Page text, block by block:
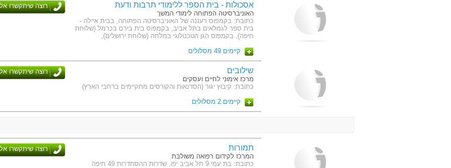
אסכולות - בית הספר ללימודי תרבות ודעת
האוניברסיטה הפתוחה לימודי המשך
כתובת: בקמפוס רעננה של האוניברסיטה הפתוחה, בבית איילה -
בית ספר לגמלאים בתל אביב, בקמפוס בית בירם בכרמל (שלוחת
חיפה), בקמפוס הגן הטכנולוגי במלחה (שלוחת ירושלים),
רוצה שיתקשרו
קיימים 49 מסלולים
שילובים
מרכז אימוני לחיים ועסקים
כתובת: קיבוץ יגור (הסדנאות והקורסים מתקיימים ברחבי הארץ)
רוצה שיתקשרו
קיימים 2 מסלולים
תמורות
המרכז לקידום רפואה משולבת
כתובת: בת עמי 9 תל אביב יפו, שדרות ההסתדרות 49 חיפה
רוצה שיתקשרו